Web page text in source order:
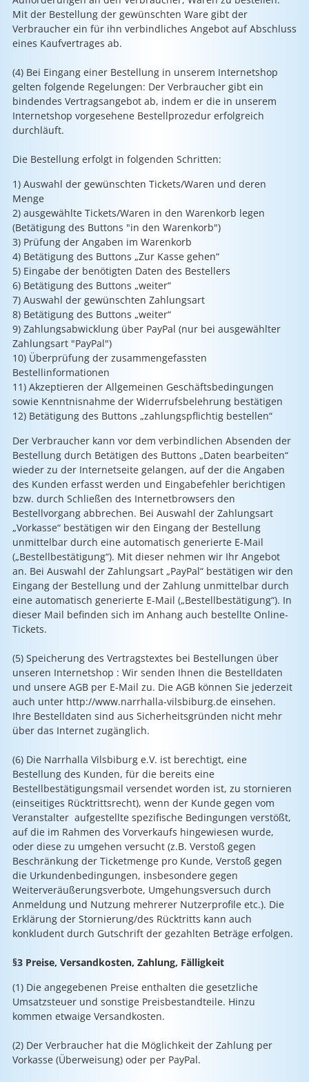
Mit der Bestellung der gewünschten Ware gibt der
Verbraucher ein für ihn verbindliches Angebot auf Abschluss
eines Kaufvertrages ab.
(4) Bei Eingang einer Bestellung in unserem Internetshop
gelten folgende Regelungen: Der Verbraucher gibt ein
bindendes Vertragsangebot ab, indem er die in unserem
Internetshop vorgesehene Bestellprozedur erfolgreich
durchläuft.
Die Bestellung erfolgt in folgenden Schritten:
1) Auswahl der gewünschten Tickets/Waren und deren
Menge
2) ausgewählte Tickets/Waren in den Warenkorb legen
(Betätigung des Buttons "in den Warenkorb")
3) Prüfung der Angaben im Warenkorb
4) Betätigung des Buttons „Zur Kasse gehen“
5) Eingabe der benötigten Daten des Bestellers
6) Betätigung des Buttons „weiter“
7) Auswahl der gewünschten Zahlungsart
8) Betätigung des Buttons „weiter“
9) Zahlungsabwicklung über PayPal (nur bei ausgewählter
Zahlungsart "PayPal")
10) Überprüfung der zusammengefassten
Bestellinformationen
11) Akzeptieren der Allgemeinen Geschäftsbedingungen
sowie Kenntnisnahme der Widerrufsbelehrung bestätigen
12) Betätigung des Buttons „zahlungspflichtig bestellen“
Der Verbraucher kann vor dem verbindlichen Absenden der
Bestellung durch Betätigen des Buttons „Daten bearbeiten“
wieder zu der Internetseite gelangen, auf der die Angaben
des Kunden erfasst werden und Eingabefehler berichtigen
bzw. durch Schließen des Internetbrowsers den
Bestellvorgang abbrechen. Bei Auswahl der Zahlungsart
„Vorkasse“ bestätigen wir den Eingang der Bestellung
unmittelbar durch eine automatisch generierte E-Mail
(„Bestellbestätigung“). Mit dieser nehmen wir Ihr Angebot
an. Bei Auswahl der Zahlungsart „PayPal“ bestätigen wir den
Eingang der Bestellung und der Zahlung unmittelbar durch
eine automatisch generierte E-Mail („Bestellbestätigung“). In
dieser Mail befinden sich im Anhang auch bestellte Online-
Tickets.
(5) Speicherung des Vertragstextes bei Bestellungen über
unseren Internetshop : Wir senden Ihnen die Bestelldaten
und unsere AGB per E-Mail zu. Die AGB können Sie jederzeit
auch unter http://www.narrhalla-vilsbiburg.de einsehen.
Ihre Bestelldaten sind aus Sicherheitsgründen nicht mehr
über das Internet zugänglich.
(6) Die Narrhalla Vilsbiburg e.V. ist berechtigt, eine
Bestellung des Kunden, für die bereits eine
Bestellbestätigungsmail versendet worden ist, zu stornieren
(einseitiges Rücktrittsrecht), wenn der Kunde gegen vom
Veranstalter aufgestellte spezifische Bedingungen verstößt,
auf die im Rahmen des Vorverkaufs hingewiesen wurde,
oder diese zu umgehen versucht (z.B. Verstoß gegen
Beschränkung der Ticketmenge pro Kunde, Verstoß gegen
die Urkundenbedingungen, insbesondere gegen
Weiterveräußerungsverbote, Umgehungsversuch durch
Anmeldung und Nutzung mehrerer Nutzerprofile etc.). Die
Erklärung der Stornierung/des Rücktritts kann auch
konkludent durch Gutschrift der gezahlten Beträge erfolgen.
§3 Preise, Versandkosten, Zahlung, Fälligkeit
(1) Die angegebenen Preise enthalten die gesetzliche
Umsatzsteuer und sonstige Preisbestandteile. Hinzu
kommen etwaige Versandkosten.
(2) Der Verbraucher hat die Möglichkeit der Zahlung per
Vorkasse (Überweisung) oder per PayPal.